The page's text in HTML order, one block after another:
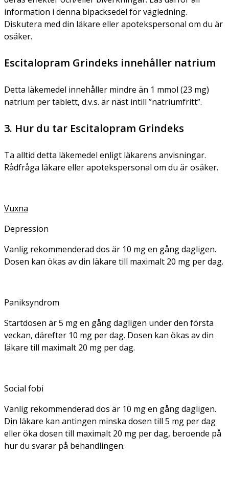
information i denna bipacksedel för vägledning.
Diskutera med din läkare eller apotekspersonal om du är
osäker.
Escitalopram Grindeks innehåller natrium
Detta läkemedel innehåller mindre än 1 mmol (23 mg)
natrium per tablett, d.v.s. är näst intill ”natriumfritt”.
3. Hur du tar Escitalopram Grindeks
Ta alltid detta läkemedel enligt läkarens anvisningar.
Rådfråga läkare eller apotekspersonal om du är osäker.
Vuxna
Depression
Vanlig rekommenderad dos är 10 mg en gång dagligen.
Dosen kan ökas av din läkare till maximalt 20 mg per dag.
Paniksyndrom
Startdosen är 5 mg en gång dagligen under den första
veckan, därefter 10 mg per dag. Dosen kan ökas av din
läkare till maximalt 20 mg per dag.
Social fobi
Vanlig rekommenderad dos är 10 mg en gång dagligen.
Din läkare kan antingen minska dosen till 5 mg per dag
eller öka dosen till maximalt 20 mg per dag, beroende på
hur du svarar på behandlingen.